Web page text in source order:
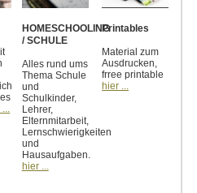
...
HOMESCHOOLING
/ SCHULE
Alles rund ums
Thema Schule
und
Schulkinder,
Lehrer,
Elternmitarbeit,
Lernschwierigkeiten
und
Hausaufgaben.
hier ...
Printables
Material zum
Ausdrucken,
frree printable
hier ...